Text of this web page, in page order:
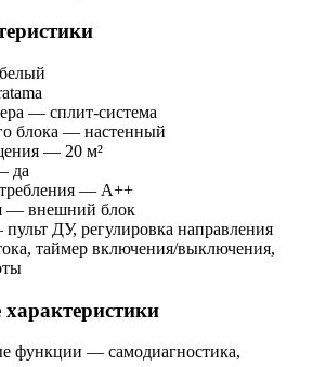
— сплит-система
блока — настенный
— 20 м²
да
— A++
— внешний блок
ДУ, регулировка направления
таймер включения/выключения,
функции — самодиагностика,